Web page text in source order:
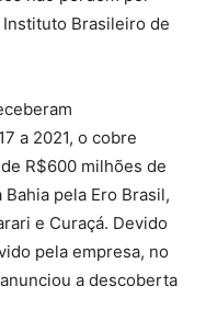
Brasileiro de
a 2021, o cobre
R$600 milhões de
pela Ero Brasil,
e Curaçá. Devido
pela empresa, no
a descoberta